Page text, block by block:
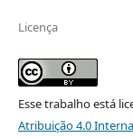
Licença
Esse trabalho está
Atribuição 4.0